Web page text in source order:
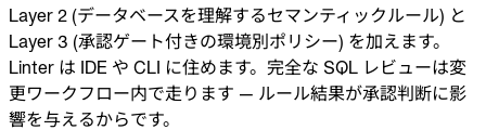
Layer 2 (データベースを理解するセマンティックルール) と
Layer 3 (承認ゲート付きの環境別ポリシー) を加えます。
Linter は IDE や CLI に住めます。完全な SQL レビューは変
更ワークフロー内で走ります — ルール結果が承認判断に影
響を与えるからです。